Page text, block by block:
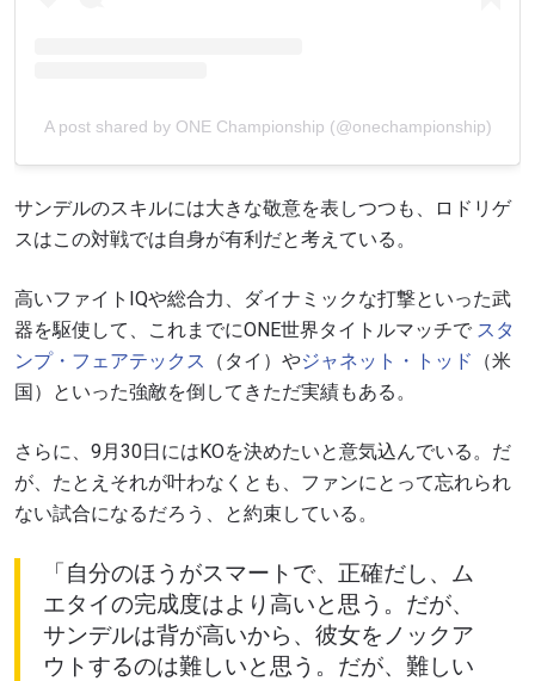
A post shared by ONE Championship (@onechampionship)
サンデルのスキルには大きな敬意を表しつつも、ロドリゲ
スはこの対戦では自身が有利だと考えている。
高いファイトIQや総合力、ダイナミックな打撃といった武
器を駆使して、これまでにONE世界タイトルマッチで スタ
ンプ・フェアテックス
（タイ）やジャネット・トッド
（米
国）といった強敵を倒してきただ実績もある。
さらに、9月30日にはKOを決めたいと意気込んでいる。だ
が、たとえそれが叶わなくとも、ファンにとって忘れられ
ない試合になるだろう、と約束している。
「自分のほうがスマートで、正確だし、ム
エタイの完成度はより高いと思う。だが、
サンデルは背が高いから、彼女をノックア
ウトするのは難しいと思う。だが、難しい